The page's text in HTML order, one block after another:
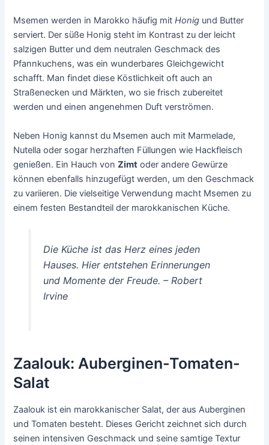
Msemen werden in Marokko häufig mitHonig und Butter
serviert. Der süße Honig steht im Kontrast zu der leicht
salzigen Butter und dem neutralen Geschmack des
Pfannkuchens, was ein wunderbares Gleichgewicht
schafft. Man findet diese Köstlichkeit oft auch an
Straßenecken und Märkten, wo sie frisch zubereitet
werden und einen angenehmen Duft verströmen.
Neben Honig kannst du Msemen auch mit Marmelade,
Nutella oder sogar herzhaften Füllungen wie Hackfleisch
genießen. Ein Hauch vonZimt oder andere Gewürze
können ebenfalls hinzugefügt werden, um den Geschmack
zu variieren. Die vielseitige Verwendung macht Msemen zu
einem festen Bestandteil der marokkanischen Küche.
Die Küche ist das Herz eines jeden
Hauses. Hier entstehen Erinnerungen
und Momente der Freude. – Robert
Irvine
Zaalouk: Auberginen-Tomaten-
Salat
Zaalouk ist ein marokkanischer Salat, der aus Auberginen
und Tomaten besteht. Dieses Gericht zeichnet sich durch
seinen intensiven Geschmack und seine samtige Textur